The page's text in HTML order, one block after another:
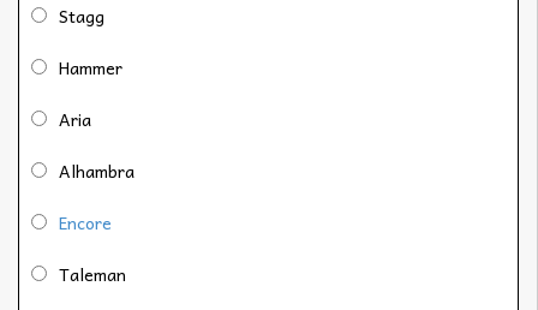
Stagg
Hammer
Aria
Alhambra
Encore
Taleman